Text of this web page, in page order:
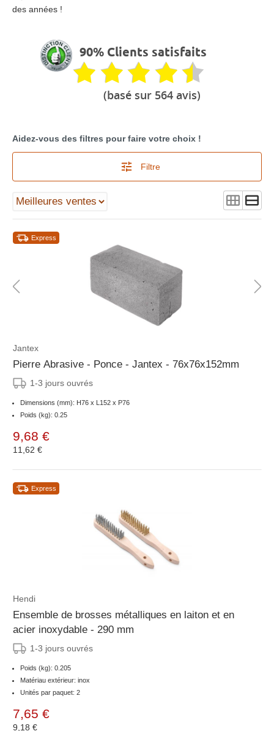
des années !
90% Clients satisfaits
(basé sur 564 avis)
Aidez-vous des filtres pour faire votre choix !
Filtre
Express
Jantex
Pierre Abrasive - Ponce - Jantex - 76x76x152mm
1-3 jours ouvrés
Dimensions (mm): H76 x L152 x P76
Poids (kg): 0.25
9,68 €
11,62 €
Express
Hendi
Ensemble de brosses métalliques en laiton et en
acier inoxydable - 290 mm
1-3 jours ouvrés
Poids (kg): 0.205
Matériau extérieur: inox
Unités par paquet: 2
7,65 €
9,18 €